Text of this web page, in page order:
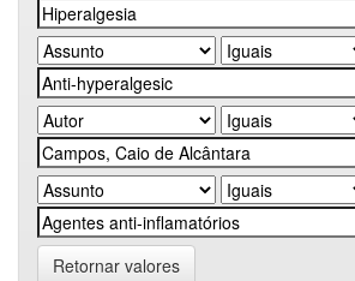
Retornar valores